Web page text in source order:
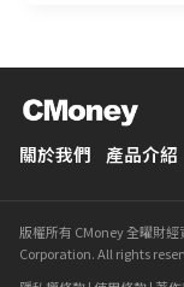
關於我們 產品介紹
版權所有 CMoney 全曜財
Corporation. All rights